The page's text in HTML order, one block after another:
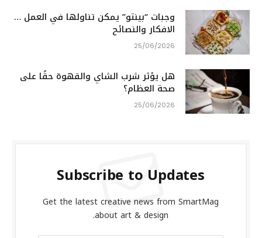
وجبات “بينتو” يمكن تناولها في العمل …
الافكار والنصائح
25/06/2026
هل يؤثر شرب الشاي والقهوة حقًا على
صحة العظام؟
25/06/2026
Subscribe to Updates
Get the latest creative news from SmartMag
about art & design.